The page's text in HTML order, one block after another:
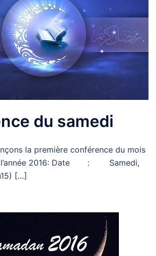
du samedi
la première conférence du mois
l’année 2016: Date : Samedi,
[…]